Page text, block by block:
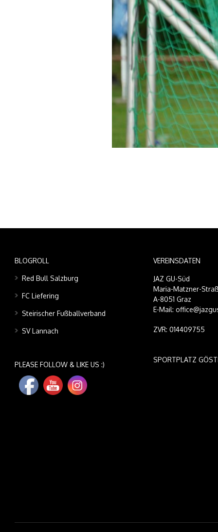
BLOGROLL
Red Bull Salzburg
FC Liefering
Steirischer Fußballverband
SV Lannach
PLEASE FOLLOW & LIKE US :)
VEREINSDATEN
JAZ GU-Süd
Maria-Matzner-
A-8051 Graz
E-Mail:
ZVR: 014409755
SPORTPLATZ